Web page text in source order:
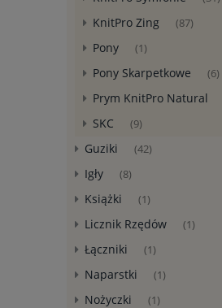
KnitPro Zing (87)
Pony (1)
Pony Skarpetkowe (6)
Prym KnitPro Natural
SKC (9)
Guziki (42)
Igły (8)
Książki (1)
Licznik Rzędów (1)
Łączniki (1)
Naparstki (1)
Nożyczki (1)